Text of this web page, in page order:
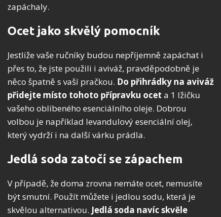
zapáchaly.
Ocet jako skvělý pomocník
Jestliže vaše ručníky budou nepříjemně zapáchat i
přes to, že jste použili i aviváž, pravděpodobně je
něco špatně s vaší pračkou. Do přihrádky na aviváž
přidejte místo tohoto přípravku ocet a 1 lžičku
vašeho oblíbeného esenciálního oleje. Dobrou
volbou je například levandulový esenciální olej,
který vydrží i na další várku prádla.
Jedlá soda zatočí se zápachem
V případě, že doma zrovna nemáte ocet, nemusíte
být smutní. Použít můžete i jedlou sodu, která je
skvělou alternativou. Jedlá soda navíc skvěle